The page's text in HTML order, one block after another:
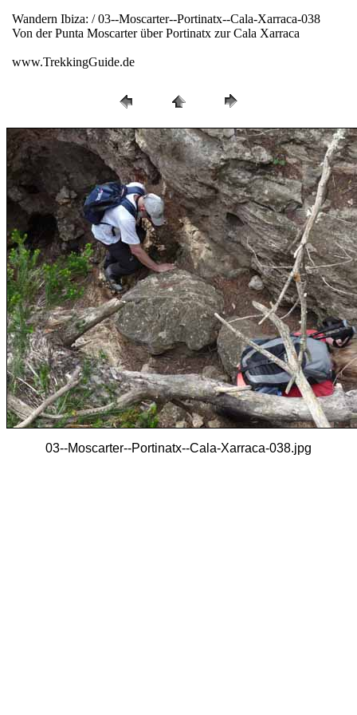
Wandern Ibiza: / 03--Moscarter--Portinatx--Cala-Xarraca-038
Von der Punta Moscarter über Portinatx zur Cala Xarraca
www.TrekkingGuide.de
03--Moscarter--Portinatx--Cala-Xarraca-038.jpg